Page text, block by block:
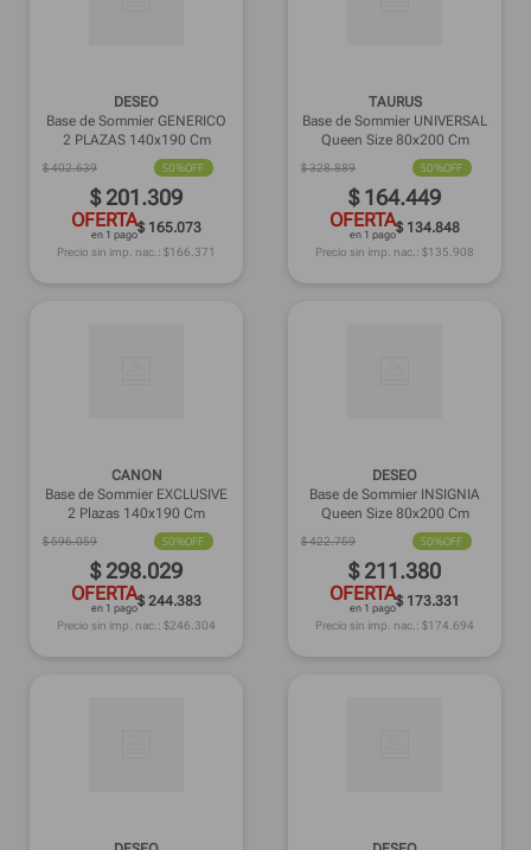
DESEO
Base de Sommier GENERICO
2 PLAZAS 140x190 Cm
$402.639 50%OFF
$ 201.309
OFERTA
en 1 pago$ 165.073
Precio sin imp. nac.: $166.371
TAURUS
Base de Sommier UNIVERSAL
Queen Size 80x200 Cm
$328.889 50%OFF
$ 164.449
OFERTA
en 1 pago$ 134.848
Precio sin imp. nac.: $135.908
CANON
Base de Sommier EXCLUSIVE
2 Plazas 140x190 Cm
$596.059 50%OFF
$ 298.029
OFERTA
en 1 pago$ 244.383
Precio sin imp. nac.: $246.304
DESEO
Base de Sommier INSIGNIA
Queen Size 80x200 Cm
$422.759 50%OFF
$ 211.380
OFERTA
en 1 pago$ 173.331
Precio sin imp. nac.: $174.694